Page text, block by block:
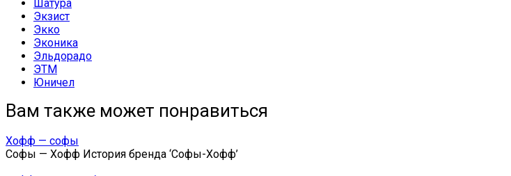
Шатура
Экзист
Экко
Эконика
Эльдорадо
ЭТМ
Юничел
Вам также может понравиться
Хофф — софы
Софы — Хофф История бренда ‘Софы-Хофф’